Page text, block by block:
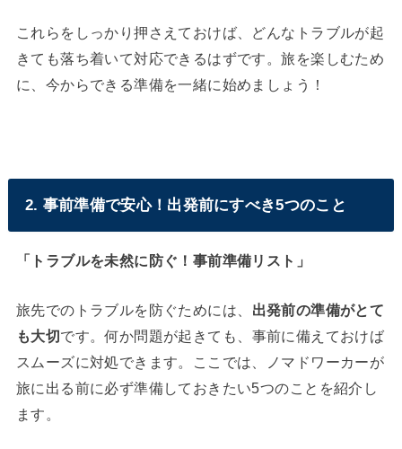
これらをしっかり押さえておけば、どんなトラブルが起
きても落ち着いて対応できるはずです。旅を楽しむため
に、今からできる準備を一緒に始めましょう！
2. 事前準備で安心！出発前にすべき5つのこと
「トラブルを未然に防ぐ！事前準備リスト」
旅先でのトラブルを防ぐためには、 出発前の準備がとて
も大切です。何か問題が起きても、事前に備えておけば
スムーズに対処できます。ここでは、ノマドワーカーが
旅に出る前に必ず準備しておきたい5つのことを紹介し
ます。